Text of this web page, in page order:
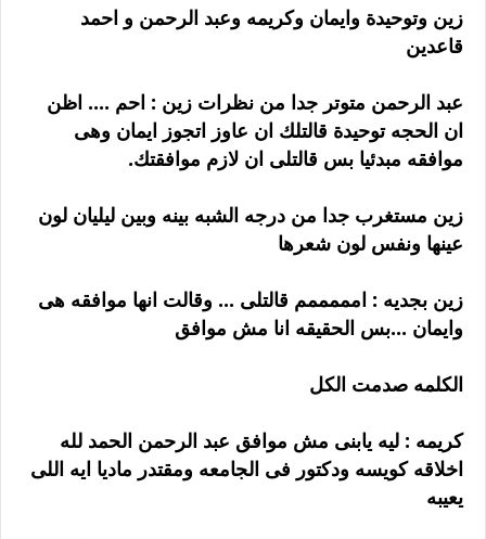
زين وتوحيدة وايمان وكريمه وعبد الرحمن و احمد
قاعدين
عبد الرحمن متوتر جدا من نظرات زين : احم .... اظن
ان الحجه توحيدة قالتلك ان عاوز اتجوز ايمان وهى
موافقه مبدئيا بس قالتلى ان لازم موافقتك.
زين مستغرب جدا من درجه الشبه بينه وبين ليليان لون
عينها ونفس لون شعرها
زين بجديه : امممممم قالتلى ... وقالت انها موافقه هى
وايمان ...بس الحقيقه انا مش موافق
الكلمه صدمت الكل
كريمه : ليه يابنى مش موافق عبد الرحمن الحمد لله
اخلاقه كويسه ودكتور فى الجامعه ومقتدر ماديا ايه اللى
يعيبه